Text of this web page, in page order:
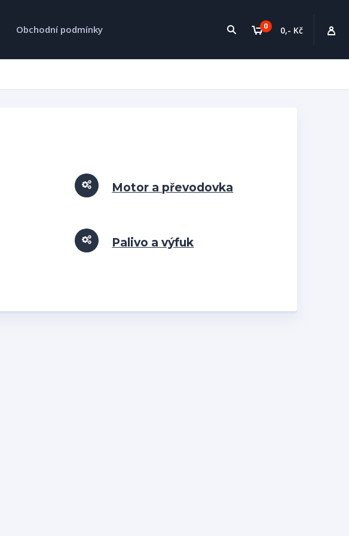
0 0,- Kč
Obchodní podmínky
Motor a převodovka
Palivo a výfuk